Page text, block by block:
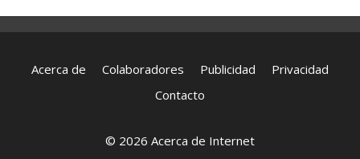
Acerca de Colaboradores Publicidad
Privacidad
Contacto
© 2026 Acerca de Internet